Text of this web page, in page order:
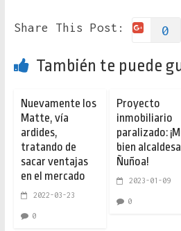
Share This Post: 0
También te puede
Nuevamente los
Matte, vía
ardides,
tratando de
sacar ventajas
en el mercado
2022-03-23
0
Proyecto
inmobiliario
paralizado:
bien
Ñuñoa!
2023-01-09
0